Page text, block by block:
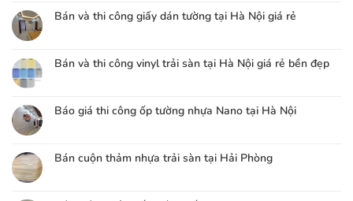
Bán và thi công giấy dán tường tại Hà Nội giá rẻ
Bán và thi công vinyl trải sàn tại Hà Nội giá rẻ bền đẹp
Báo giá thi công ốp tường nhựa Nano tại Hà Nội
Bán cuộn thảm nhựa trải sàn tại Hải Phòng